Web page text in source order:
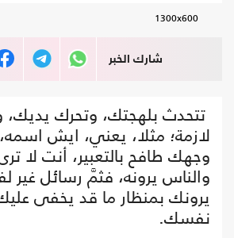
1300x600
شارك الخبر
تتحدث بلهجتك، وتحرك يديك،
لازمة؛ مثلا، يعني، ايش
وجهك طافح بالتعبير، أنت لا
والناس يرونه، فثمَّ رسائل غير
يرونك بمنظار ما قد يخفى
نفسك.